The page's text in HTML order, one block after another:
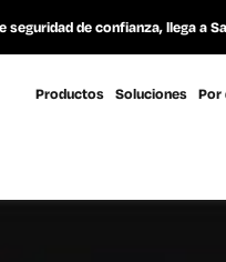
de confianza, llega a
Productos Soluciones Por